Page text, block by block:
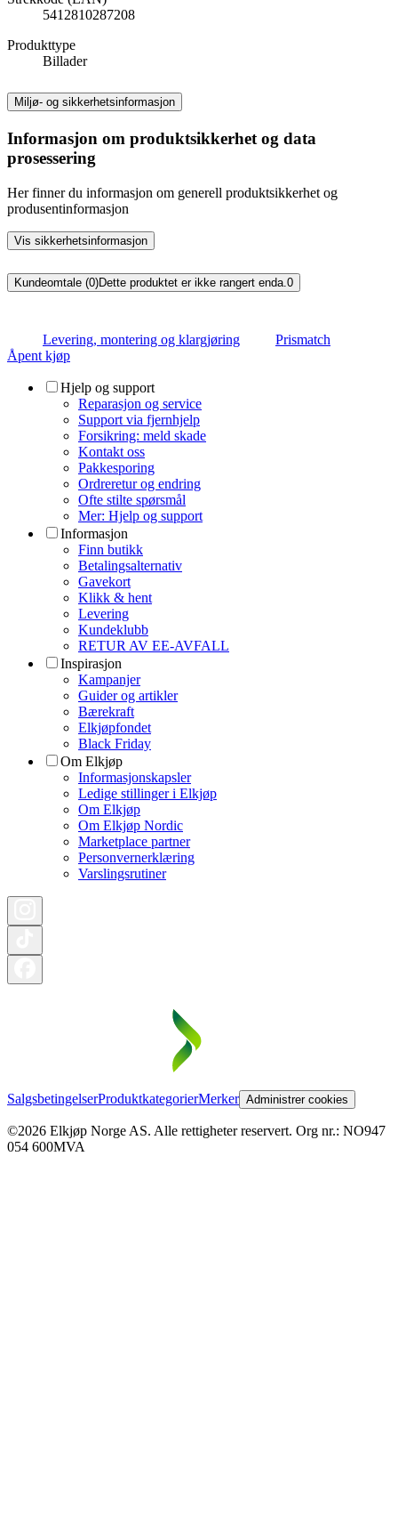
5412810287208
Produkttype
Billader
Miljø- og sikkerhetsinformasjon
Informasjon om produktsikkerhet og data
prosessering
Her finner du informasjon om generell produktsikkerhet og
produsentinformasjon
Vis sikkerhetsinformasjon
Kundeomtale (0)Dette produktet er ikke rangert enda. 0
Levering, montering og klargjøring
Prismatch
Åpent kjøp
Hjelp og support
Reparasjon og service
Support via fjernhjelp
Forsikring: meld skade
Kontakt oss
Pakkesporing
Ordreretur og endring
Ofte stilte spørsmål
Mer: Hjelp og support
Informasjon
Finn butikk
Betalingsalternativ
Gavekort
Klikk & hent
Levering
Kundeklubb
RETUR AV EE-AVFALL
Inspirasjon
Kampanjer
Guider og artikler
Bærekraft
Elkjøpfondet
Black Friday
Om Elkjøp
Informasjonskapsler
Ledige stillinger i Elkjøp
Om Elkjøp
Om Elkjøp Nordic
Marketplace partner
Personvernerklæring
Varslingsrutiner
SalgsbetingelserProduktkategorierMerker Administrer cookies
©2026 Elkjøp Norge AS. Alle rettigheter reservert. Org nr.: NO947
054 600MVA